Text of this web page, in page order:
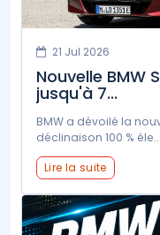
21 Jul 2026
Nouvelle BMW
jusqu'à 7...
BMW a dévoilé la
déclinaison 100 % éle...
Lire la suite